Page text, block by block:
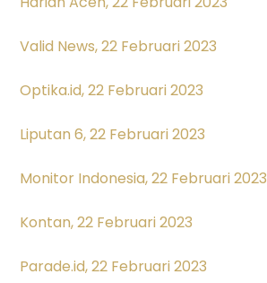
Valid News, 22 Februari 2023
Optika.id, 22 Februari 2023
Liputan 6, 22 Februari 2023
Monitor Indonesia, 22 Februari 2023
Kontan, 22 Februari 2023
Parade.id, 22 Februari 2023